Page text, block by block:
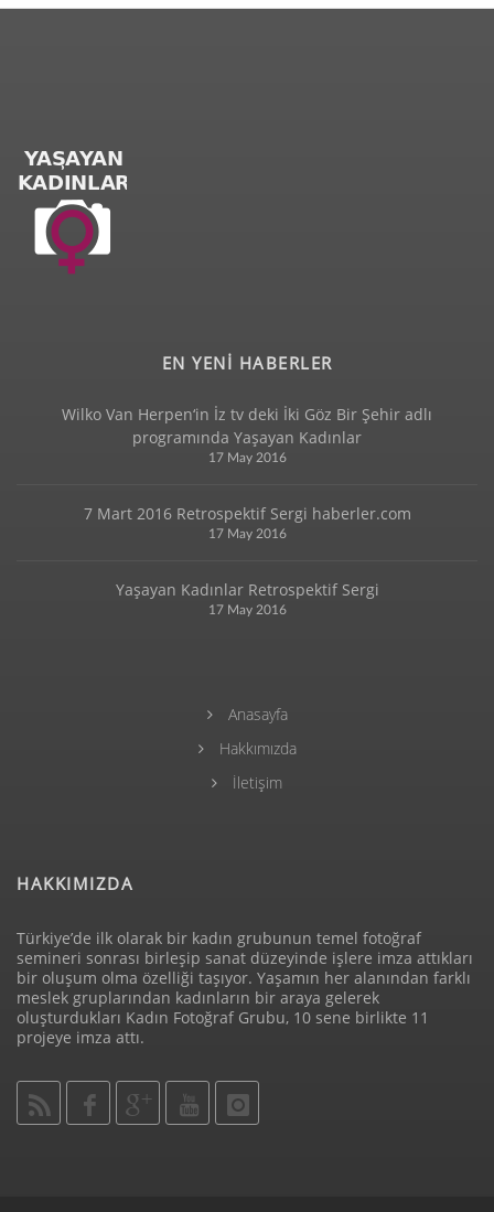
EN YENİ HABERLER
Wilko Van Herpen‘in İz tv deki İki Göz Bir Şehir adlı
programında Yaşayan Kadınlar
17 May 2016
7 Mart 2016 Retrospektif Sergi haberler.com
17 May 2016
Yaşayan Kadınlar Retrospektif Sergi
17 May 2016
Anasayfa
Hakkımızda
İletişim
HAKKIMIZDA
Türkiye’de ilk olarak bir kadın grubunun temel fotoğraf
semineri sonrası birleşip sanat düzeyinde işlere imza attıkları
bir oluşum olma özelliği taşıyor. Yaşamın her alanından farklı
meslek gruplarından kadınların bir araya gelerek
oluşturdukları Kadın Fotoğraf Grubu, 10 sene birlikte 11
projeye imza attı.